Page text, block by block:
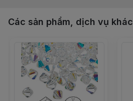
Các sản phẩm, dịch vụ khác